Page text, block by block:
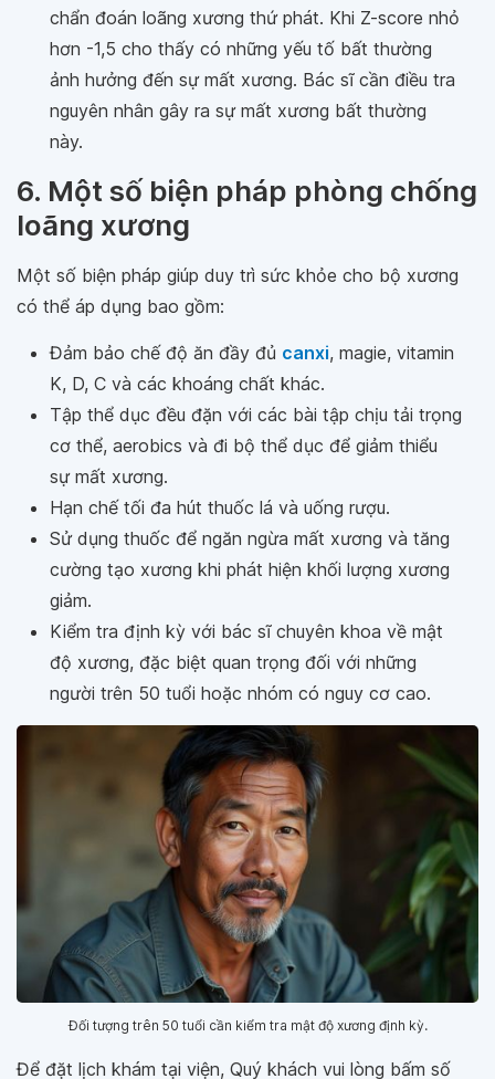
chẩn đoán loãng xương thứ phát. Khi Z-score nhỏ
hơn -1,5 cho thấy có những yếu tố bất thường
ảnh hưởng đến sự mất xương. Bác sĩ cần điều tra
nguyên nhân gây ra sự mất xương bất thường
này.
6. Một số biện pháp phòng chống
loãng xương
Một số biện pháp giúp duy trì sức khỏe cho bộ xương
có thể áp dụng bao gồm:
Đảm bảo chế độ ăn đầy đủ canxi, magie, vitamin
K, D, C và các khoáng chất khác.
Tập thể dục đều đặn với các bài tập chịu tải trọng
cơ thể, aerobics và đi bộ thể dục để giảm thiểu
sự mất xương.
Hạn chế tối đa hút thuốc lá và uống rượu.
Sử dụng thuốc để ngăn ngừa mất xương và tăng
cường tạo xương khi phát hiện khối lượng xương
giảm.
Kiểm tra định kỳ với bác sĩ chuyên khoa về mật
độ xương, đặc biệt quan trọng đối với những
người trên 50 tuổi hoặc nhóm có nguy cơ cao.
Đối tượng trên 50 tuổi cần kiểm tra mật độ xương định kỳ.
Để đặt lịch khám tại viện, Quý khách vui lòng bấm số